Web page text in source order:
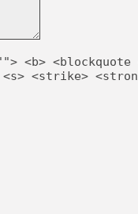
[GK] Déjà des
[Mo5] Brickboy cherche à
[GK] Minecraft et ses «
[GK] Beast of
[GK] Ubisoft : fin de partie
[GK] Mémoire cash -
[GK] Dan Houser (GTA)
[GK] Comment EA Sports
[GK] Crimson Moon : un
[GK] Isle of Reveries : le
[GK] Moonlighter 2 : The
[GK] Capcom relance
<b> <blockquote
<strike>